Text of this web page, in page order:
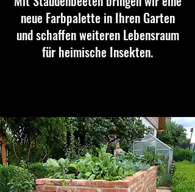
neue Farbpalette in Ihren Garten
und schaffen weiteren Lebensraum
für heimische Insekten.